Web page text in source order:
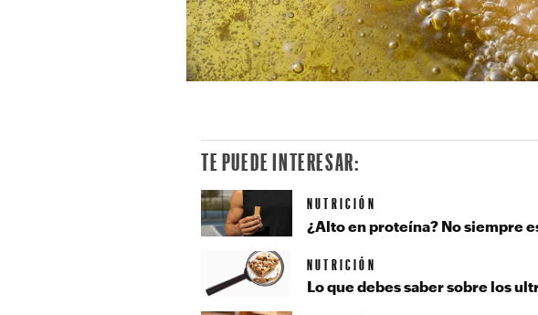
TE PUEDE INTERESAR:
NUTRICIÓN
¿Alto en proteína? No siempre
NUTRICIÓN
Lo que debes saber sobre los